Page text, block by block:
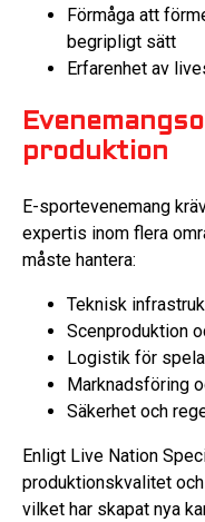
Förmåga att
begripligt sätt
Erfarenhet av
produktion
E-sportevenemang
expertis inom flera
måste hantera:
Teknisk
Scenproduktion
Logistik för
Marknadsföring
Säkerhet och
Enligt Live Nation
produktionskvalitet
vilket har skapat nya